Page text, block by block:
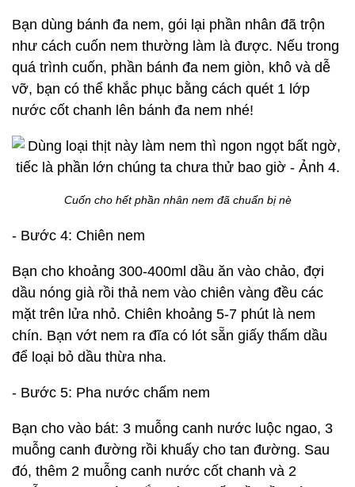
Bạn dùng bánh đa nem, gói lại phần nhân đã trộn
như cách cuốn nem thường làm là được. Nếu trong
quá trình cuốn, phần bánh đa nem giòn, khô và dễ
vỡ, bạn có thể khắc phục bằng cách quét 1 lớp
nước cốt chanh lên bánh đa nem nhé!
Cuốn cho hết phần nhân nem đã chuẩn bị nè
- Bước 4: Chiên nem
Bạn cho khoảng 300-400ml dầu ăn vào chảo, đợi
dầu nóng già rồi thả nem vào chiên vàng đều các
mặt trên lửa nhỏ. Chiên khoảng 5-7 phút là nem
chín. Bạn vớt nem ra đĩa có lót sẵn giấy thấm dầu
để loại bỏ dầu thừa nha.
- Bước 5: Pha nước chấm nem
Bạn cho vào bát: 3 muỗng canh nước luộc ngao, 3
muỗng canh đường rồi khuấy cho tan đường. Sau
đó, thêm 2 muỗng canh nước cốt chanh và 2